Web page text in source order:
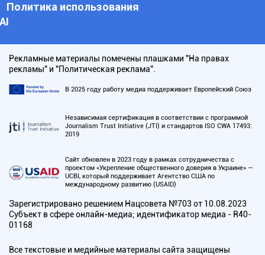
Политика использования
АI
Рекламные материалы помечены плашками "На правах
рекламы" и "Политическая реклама".
В 2025 году работу медиа поддерживает Европейский Союз
Независимая сертификация в соответствии с программой
Journalism Trust Initiative (JTI) и стандартов ISO CWA 17493:
2019
Сайт обновлен в 2023 году в рамках сотрудничества с
проектом «Укрепление общественного доверия в Украине» —
UCBI, который поддерживает Агентство США по
международному развитию (USAID)
Зарегистрировано решением Нацсовета №703 от 10.08.2023
Субъект в сфере онлайн-медиа; идентификатор медиа - R40-
01168
Все текстовые и медийные материалы сайта защищены